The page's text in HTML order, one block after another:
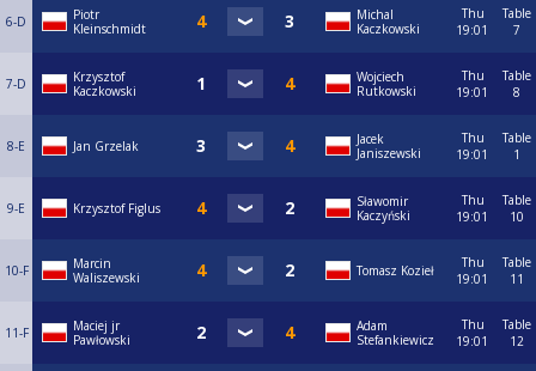
6-D
Piotr
Kleinschmidt
Michal
Kaczkowski
Thu
19:01
Table
7
7-D
Krzysztof
Kaczkowski
Wojciech
Rutkowski
Thu
19:01
Table
8
8-E Jan Grzelak
Jacek
Janiszewski
Thu
19:01
Table
1
9-E Krzysztof Figlus
Sławomir
Kaczyński
Thu
19:01
Table
10
10-F
Marcin
Waliszewski
Tomasz Kozieł
Thu
19:01
Table
11
11-F
Maciej jr
Pawłowski
Adam
Stefankiewicz
Thu
19:01
Table
12